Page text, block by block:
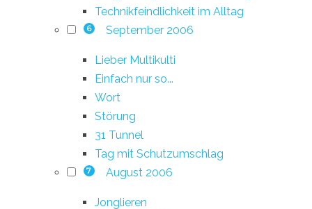
Technikfeindlichkeit im Alltag
6 September 2006
Lieber Multikulti
Einfach nur so...
Wort
Störung
31 Tunnel
Tag mit Schutzumschlag
7 August 2006
Jonglieren